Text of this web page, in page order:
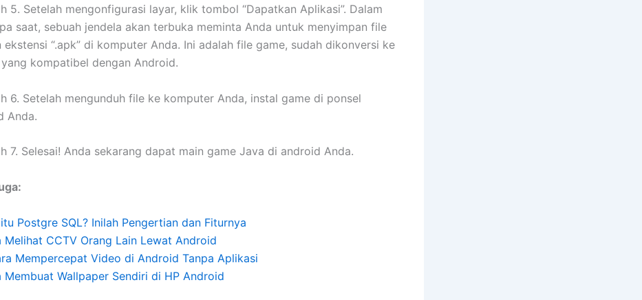
5. Setelah mengonfigurasi layar, klik tombol “Dapatkan Aplikasi”. Dalam
saat, sebuah jendela akan terbuka meminta Anda untuk menyimpan file
ekstensi “.apk” di komputer Anda. Ini adalah file game, sudah dikonversi ke
kompatibel dengan Android.
6. Setelah mengunduh file ke komputer Anda, instal game di ponsel
Anda.
7. Selesai! Anda sekarang dapat main game Java di android Anda.
Postgre SQL? Inilah Pengertian dan Fiturnya
Melihat CCTV Orang Lain Lewat Android
Mempercepat Video di Android Tanpa Aplikasi
Membuat Wallpaper Sendiri di HP Android